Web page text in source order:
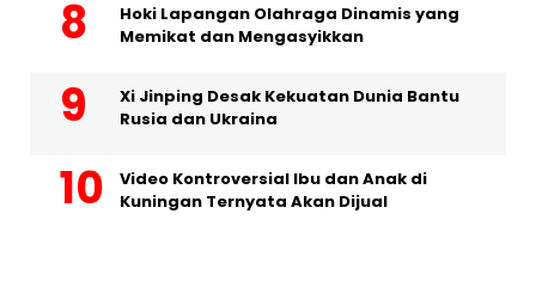
Hoki Lapangan Olahraga Dinamis yang
Memikat dan Mengasyikkan
Xi Jinping Desak Kekuatan Dunia Bantu
Rusia dan Ukraina
Video Kontroversial Ibu dan Anak di
Kuningan Ternyata Akan Dijual